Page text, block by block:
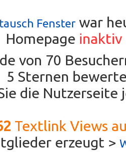
Fenster war
Homepage inaktiv
von 70
5 Sternen
die Nutzerseite
Textlink Views
erzeugt >